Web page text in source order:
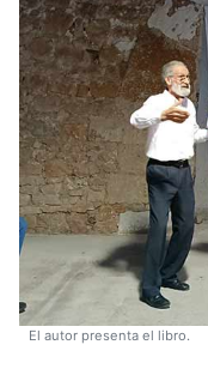
El autor presenta el libro.